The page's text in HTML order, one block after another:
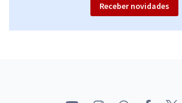
Receber novidades